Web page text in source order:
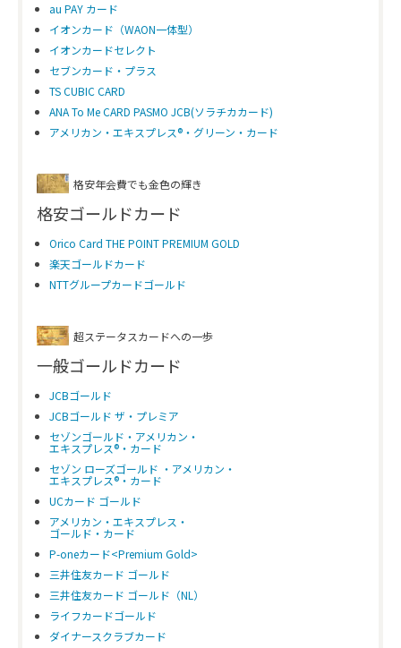
au PAY カード
イオンカード（WAON一体型）
イオンカードセレクト
セブンカード・プラス
TS CUBIC CARD
ANA To Me CARD PASMO JCB(ソラチカカード)
アメリカン・エキスプレス®・グリーン・カード
格安年会費でも金色の輝き
格安ゴールドカード
Orico Card THE POINT PREMIUM GOLD
楽天ゴールドカード
NTTグループカードゴールド
超ステータスカードへの一歩
一般ゴールドカード
JCBゴールド
JCBゴールド ザ・プレミア
セゾンゴールド・アメリカン・
エキスプレス®・カード
セゾン ローズゴールド ・アメリカン・
エキスプレス®・カード
UCカード ゴールド
アメリカン・エキスプレス・
ゴールド・カード
P-oneカード<Premium Gold>
三井住友カード ゴールド
三井住友カード ゴールド（NL）
ライフカードゴールド
ダイナースクラブカード